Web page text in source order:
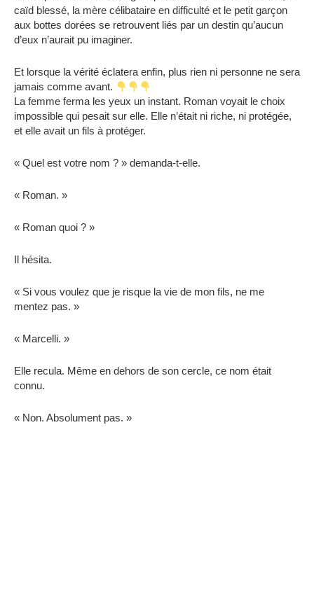
caïd blessé, la mère célibataire en difficulté et le petit garçon
aux bottes dorées se retrouvent liés par un destin qu’aucun
d’eux n’aurait pu imaginer.
Et lorsque la vérité éclatera enfin, plus rien ni personne ne sera
jamais comme avant.
La femme ferma les yeux un instant. Roman voyait le choix
impossible qui pesait sur elle. Elle n’était ni riche, ni protégée,
et elle avait un fils à protéger.
« Quel est votre nom ? » demanda-t-elle.
« Roman. »
« Roman quoi ? »
Il hésita.
« Si vous voulez que je risque la vie de mon fils, ne me
mentez pas. »
« Marcelli. »
Elle recula. Même en dehors de son cercle, ce nom était
connu.
« Non. Absolument pas. »